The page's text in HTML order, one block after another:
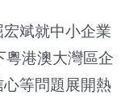
斌就中小企業
粵港澳大灣區企
等問題展開熱